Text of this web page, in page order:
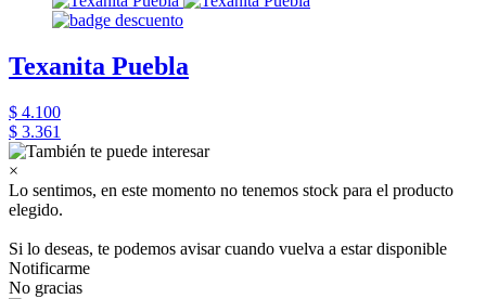
Texanita Puebla
$ 4.100
$ 3.361
×
Lo sentimos, en este momento no tenemos stock para el producto
elegido.
Si lo deseas, te podemos avisar cuando vuelva a estar disponible
Notificarme
No gracias